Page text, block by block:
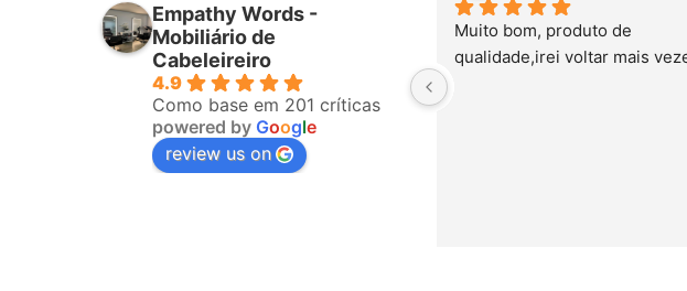
Empathy Words -
Mobiliário de
Cabeleireiro
4.9
Como base em 201 críticas
powered by Google
review us on
Muito bom, produto de
qualidade,irei voltar mais